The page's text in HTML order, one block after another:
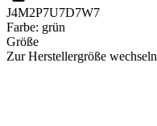
J4M2P7U7D7W7
Farbe: grün
Größe
Zur Herstellergröße wechseln